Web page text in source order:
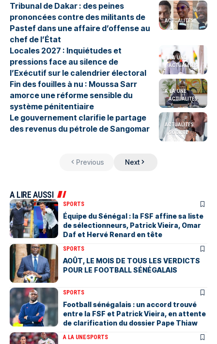
ACTUALITES
Tribunal de Dakar : des peines
prononcées contre des militants de
Pastef dans une affaire d’offense au
chef de l’État
A LA UNE
ACTUALITES
Locales 2027 : Inquiétudes et
pressions face au silence de
l’Exécutif sur le calendrier électoral
A LA UNE
ACTUALITES
Fin des fouilles à nu : Moussa Sarr
amorce une réforme sensible du
système pénitentiaire
ACTUALITES
SOCIETE
Le gouvernement clarifie le partage
des revenus du pétrole de Sangomar
Previous Next
A LIRE AUSSI
SPORTS
Équipe du Sénégal : la FSF affine sa liste
de sélectionneurs, Patrick Vieira, Omar
Daf et Hervé Renard en tête
SPORTS
AOÛT, LE MOIS DE TOUS LES VERDICTS
POUR LE FOOTBALL SÉNÉGALAIS
SPORTS
Football sénégalais : un accord trouvé
entre la FSF et Patrick Vieira, en attente
de clarification du dossier Pape Thiaw
A LA UNESPORTS